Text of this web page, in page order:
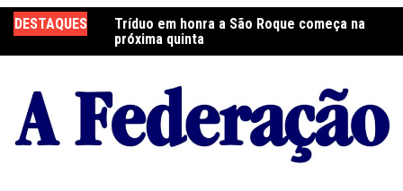
para
o
DESTAQUES
neste sábado
Tríduo em honra a São Roque começa na
próxima quinta